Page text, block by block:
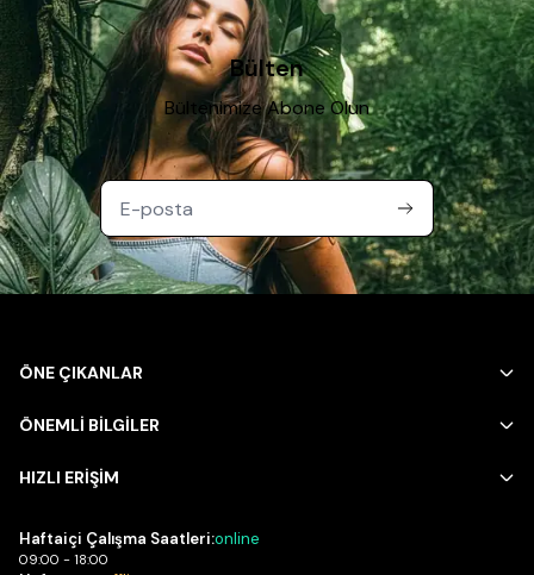
Bülten
Bültenimize Abone Olun
ÖNE ÇIKANLAR
ÖNEMLİ BİLGİLER
HIZLI ERİŞİM
Haftaiçi Çalışma Saatleri:online
09:00 - 18:00